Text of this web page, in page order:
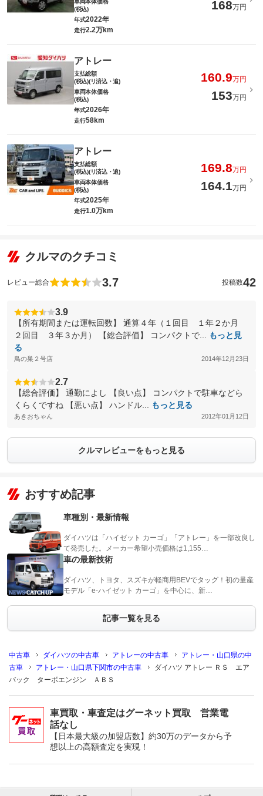
(税込)
168万円
年式2022年
走行2.2万km
アトレー
支払総額
(税込)(リ済込・追)
160.9万円
車両本体価格
(税込)
153万円
年式2026年
走行58km
アトレー
支払総額
(税込)(リ済込・追)
169.8万円
車両本体価格
(税込)
164.1万円
年式2025年
走行1.0万km
クルマのクチコミ
レビュー総合 3.7 投稿数42
3.9
【所有期間または運転回数】 通算４年（１回目 １年２か月
２回目 ３年３か月） 【総合評価】 コンパクトで...
もっと見
る
鳥の巣２号店 2014年12月23日
2.7
【総合評価】 通勤によし 【良い点】 コンパクトで駐車などら
くらくですね 【悪い点】 ハンドル...
もっと見る
あきおちゃん 2012年01月12日
クルマレビューをもっと見る
おすすめ記事
車種別・最新情報
ダイハツは「ハイゼット カーゴ」「アトレー」を一部改良し
て発売した。メーカー希望小売価格は1,155…
車の最新技術
ダイハツ、トヨタ、スズキが軽商用BEVでタッグ！初の量産
モデル「e-ハイゼット カーゴ」を中心に、新…
記事一覧を見る
中古車 ダイハツの中古車 アトレーの中古車
アトレー・山口県の中
古車
アトレー・山口県下関市の中古車
ダイハツ アトレー ＲＳ エア
バック ターボエンジン ＡＢＳ
車買取・車査定はグーネット買取 営業電
話なし
【日本最大級の加盟店数】約30万のデータから予
想以上の高額査定を実現！